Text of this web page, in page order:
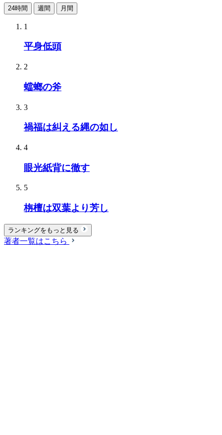
24時間 週間 月間
1
平身低頭
2
蟷螂の斧
3
禍福は糾える縄の如し
4
眼光紙背に徹す
5
栴檀は双葉より芳し
ランキングをもっと見る
著者一覧はこちら